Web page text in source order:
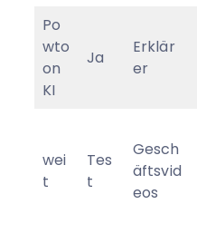
Po
wto
on
KI
Ja
Erklär
er
wei
t
Tes
t
Gesch
äftsvid
eos